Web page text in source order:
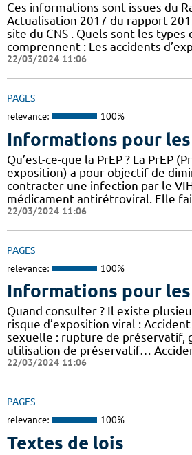
Ces informations sont issues du
Actualisation 2017 du rapport
site du CNS . Quels sont les types
comprennent : Les accidents
22/03/2024 11:06
PAGES
relevance: 100%
Informations pour
Qu’est-ce-que la PrEP ? La PrEP
exposition) a pour objectif de
contracter une infection par le
médicament antirétroviral. Elle
22/03/2024 11:06
PAGES
relevance: 100%
Informations pour
Quand consulter ? Il existe
risque d’exposition viral :
sexuelle : rupture de préservatif,
utilisation de préservatif…
22/03/2024 11:06
PAGES
relevance: 100%
Textes de lois